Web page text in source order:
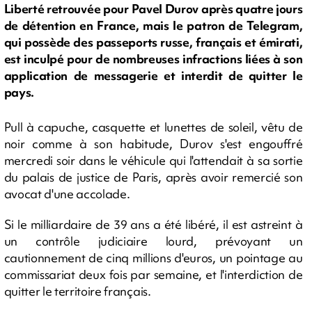
Liberté retrouvée pour Pavel Durov après quatre jours
de détention en France, mais le patron de Telegram,
qui possède des passeports russe, français et émirati,
est inculpé pour de nombreuses infractions liées à son
application de messagerie et interdit de quitter le
pays.
Pull à capuche, casquette et lunettes de soleil, vêtu de
noir comme à son habitude, Durov s'est engouffré
mercredi soir dans le véhicule qui l'attendait à sa sortie
du palais de justice de Paris, après avoir remercié son
avocat d'une accolade.
Si le milliardaire de 39 ans a été libéré, il est astreint à
un contrôle judiciaire lourd, prévoyant un
cautionnement de cinq millions d'euros, un pointage au
commissariat deux fois par semaine, et l'interdiction de
quitter le territoire français.